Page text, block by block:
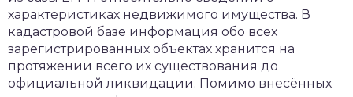
характеристиках недвижимого имущества. В
кадастровой базе информация обо всех
зарегистрированных объектах хранится на
протяжении всего их существования до
официальной ликвидации. Помимо внесённых